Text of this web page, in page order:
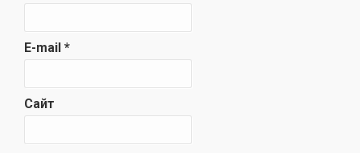
E-mail *
Сайт